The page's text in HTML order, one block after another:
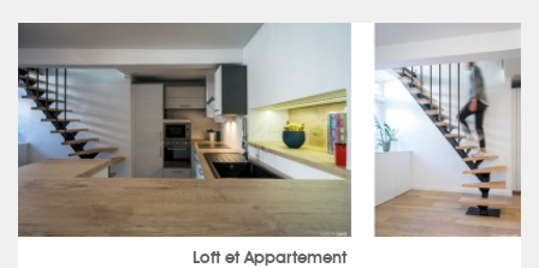
Loft et Appartement